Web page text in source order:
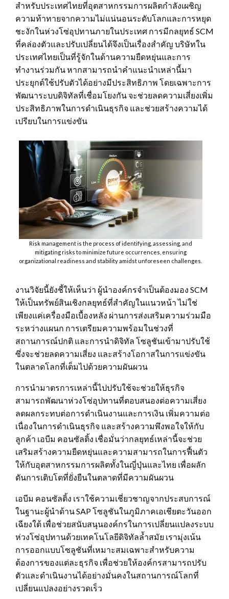
สำหรับประเทศไทยที่อุตสาหกรรมการผลิตกำลังเผชิญ
ความท้าทายจากความไม่แน่นอนระดับโลกและการหยุด
ชะงักในห่วงโซ่อุปทานภายในประเทศ การมีกลยุทธ์ SCM
ที่คล่องตัวและปรับเปลี่ยนได้จึงเป็นเรื่องสำคัญ บริษัทใน
ประเทศไทยเป็นที่รู้จักในด้านความยืดหยุ่นและการ
ทำงานร่วมกัน หากสามารถนำคำแนะนำเหล่านี้มา
ประยุกต์ใช้ปรับตัวได้อย่างมีประสิทธิภาพ โดยเฉพาะการ
พัฒนาระบบดิจิทัลที่เชื่อมโยงกัน จะช่วยลดความเสี่ยงเพิ่ม
ประสิทธิภาพในการดำเนินธุรกิจ และช่วยสร้างความได้
เปรียบในการแข่งขัน
Risk management is the process of identifying, assessing, and
mitigating risks to minimize future occurrences, ensuring
organizational readiness and stability amidst unforeseen challenges.
งานวิจัยนี้ยังชี้ให้เห็นว่า ผู้นำองค์กรจำเป็นต้องมอง SCM
ให้เป็นทรัพย์สินเชิงกลยุทธ์ที่สำคัญในแนวหน้า ไม่ใช่
เพียงแค่เครื่องมือเบื้องหลัง ผ่านการส่งเสริมความร่วมมือ
ระหว่างแผนก การเตรียมความพร้อมในช่วงที่
สถานการณ์ปกติ และการนำดิจิทัล โซลูชันเข้ามาปรับใช้
ซึ่งจะช่วยลดความเสี่ยง และสร้างโอกาสในการแข่งขัน
ในตลาดโลกที่เต็มไปด้วยความผันผวน
การนำมาตรการเหล่านี้ไปปรับใช้จะช่วยให้ธุรกิจ
สามารถพัฒนาห่วงโซ่อุปทานที่ตอบสนองต่อความเสี่ยง
ลดผลกระทบต่อการดำเนินงานและการเงิน เพิ่มความต่อ
เนื่องในการดำเนินธุรกิจ และสร้างความพึงพอใจให้กับ
ลูกค้า เอบีม คอนซัลติ้ง เชื่อมั่นว่ากลยุทธ์เหล่านี้จะช่วย
เสริมสร้างความยืดหยุ่นและความสามารถในการฟื้นตัว
ให้กับอุตสาหกรรมการผลิตทั้งในญี่ปุ่นและไทย เพื่อผลัก
ดันการเติบโตที่ยั่งยืนในตลาดที่มีความผันผวน
เอบีม คอนซัลติ้ง เราใช้ความเชี่ยวชาญจากประสบการณ์
ในฐานะผู้นำด้าน SAP โซลูชันในภูมิภาคเอเชียตะวันออก
เฉียงใต้ เพื่อช่วยสนับสนุนองค์กรในการเปลี่ยนแปลงระบบ
ห่วงโซ่อุปทานด้วยเทคโนโลยีดิจิทัลล้ำสมัย เรามุ่งเน้น
การออกแบบโซลูชันที่เหมาะสมเฉพาะสำหรับความ
ต้องการของแต่ละธุรกิจ เพื่อช่วยให้องค์กรสามารถปรับ
ตัวและดำเนินงานได้อย่างมั่นคงในสถานการณ์โลกที่
เปลี่ยนแปลงอย่างรวดเร็ว